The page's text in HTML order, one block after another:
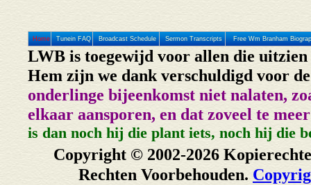
Home Tunein FAQ Broadcast Schedule Sermon Transcripts Free Wm Branham
LWB is toegewijd voor allen die
Hem zijn we dank verschuldigd voor
onderlinge bijeenkomst niet nalaten,
elkaar aansporen, en dat zoveel te
is dan noch hij die plant iets, noch hij die
Copyright © 2002-2026
Rechten Voorbehouden.